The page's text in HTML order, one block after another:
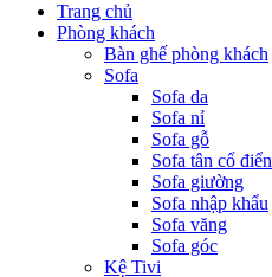
Trang chủ
Phòng khách
Bàn ghế phòng khách
Sofa
Sofa da
Sofa nỉ
Sofa gỗ
Sofa tân cổ điển
Sofa giường
Sofa nhập khẩu
Sofa văng
Sofa góc
Kệ Tivi